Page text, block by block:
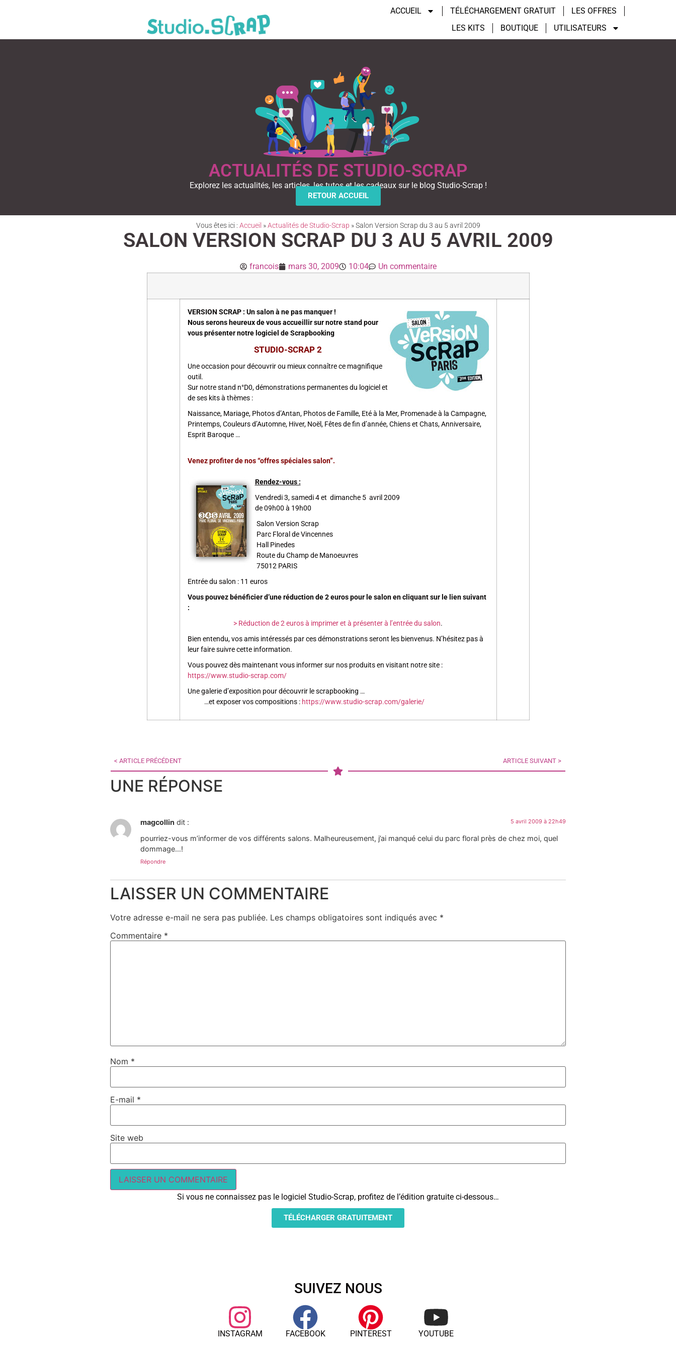
ACCUEIL TÉLÉCHARGEMENT GRATUIT
LES OFFRES
LES KITS
BOUTIQUE UTILISATEURS
ACTUALITÉS DE STUDIO-SCRAP
Explorez les actualités, les articles, les tutos et les cadeaux sur le blog Studio-Scrap !
RETOUR ACCUEIL
Vous êtes ici : Accueil »Actualités de Studio-Scrap »Salon Version Scrap du 3 au 5 avril 2009
SALON VERSION SCRAP DU 3 AU 5 AVRIL 2009
francois mars 30, 2009 10:04 Un commentaire
VERSION SCRAP : Un salon à ne pas manquer !
Nous serons heureux de vous accueillir sur notre stand pour
vous présenter notre logiciel de Scrapbooking
STUDIO-SCRAP 2
Une occasion pour découvrir ou mieux connaître ce magnifique
outil.
Sur notre stand n°D0, démonstrations permanentes du logiciel et
de ses kits à thèmes :
Naissance, Mariage, Photos d’Antan, Photos de Famille, Eté à la Mer, Promenade à la Campagne,
Printemps, Couleurs d’Automne, Hiver, Noël, Fêtes de fin d’année, Chiens et Chats, Anniversaire,
Esprit Baroque …
Venez profiter de nos “offres spéciales salon”.
Rendez-vous :
Vendredi 3, samedi 4 et dimanche 5 avril 2009
de 09h00 à 19h00
Salon Version Scrap
Parc Floral de Vincennes
Hall Pinedes
Route du Champ de Manoeuvres
75012 PARIS
Entrée du salon : 11 euros
Vous pouvez bénéficier d’une réduction de 2 euros pour le salon en cliquant sur le lien suivant
:
> Réduction de 2 euros à imprimer et à présenter à l’entrée du salon.
Bien entendu, vos amis intéressés par ces démonstrations seront les bienvenus. N’hésitez pas à
leur faire suivre cette information.
Vous pouvez dès maintenant vous informer sur nos produits en visitant notre site :
https://www.studio-scrap.com/
Une galerie d’exposition pour découvrir le scrapbooking …
…et exposer vos compositions : https://www.studio-scrap.com/galerie/
< ARTICLE PRÉCÉDENT ARTICLE SUIVANT >
UNE RÉPONSE
magcollin dit : 5 avril 2009 à 22h49
pourriez-vous m’informer de vos différents salons. Malheureusement, j’ai manqué celui du parc floral près de chez moi, quel
dommage…!
Répondre
LAISSER UN COMMENTAIRE
Votre adresse e-mail ne sera pas publiée. Les champs obligatoires sont indiqués avec *
Commentaire *
Nom *
E-mail *
Site web
Si vous ne connaissez pas le logiciel Studio-Scrap, profitez de l’édition gratuite ci-dessous…
TÉLÉCHARGER GRATUITEMENT
SUIVEZ NOUS
INSTAGRAM FACEBOOK PINTEREST YOUTUBE